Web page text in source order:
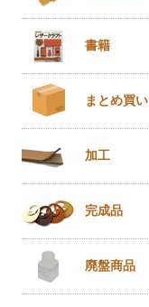
書籍
まとめ買い
加工
完成品
廃盤商品